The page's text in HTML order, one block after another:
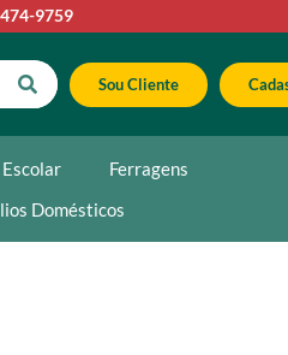
9759
Sou Cliente
Escolar
Ferragens
Domésticos